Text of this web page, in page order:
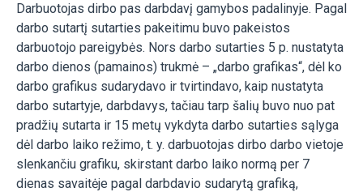
Darbuotojas dirbo pas darbdavį gamybos padalinyje. Pagal
darbo sutartį sutarties pakeitimu buvo pakeistos
darbuotojo pareigybės. Nors darbo sutarties 5 p. nustatyta
darbo dienos (pamainos) trukmė – „darbo grafikas“, dėl ko
darbo grafikus sudarydavo ir tvirtindavo, kaip nustatyta
darbo sutartyje, darbdavys, tačiau tarp šalių buvo nuo pat
pradžių sutarta ir 15 metų vykdyta darbo sutarties sąlyga
dėl darbo laiko režimo, t. y. darbuotojas dirbo darbo vietoje
slenkančiu grafiku, skirstant darbo laiko normą per 7
dienas savaitėje pagal darbdavio sudarytą grafiką,